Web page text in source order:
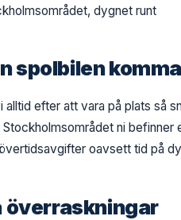
dygnet runt
spolbilen
efter att vara på plats så
ni
oavsett tid på
överraskningar